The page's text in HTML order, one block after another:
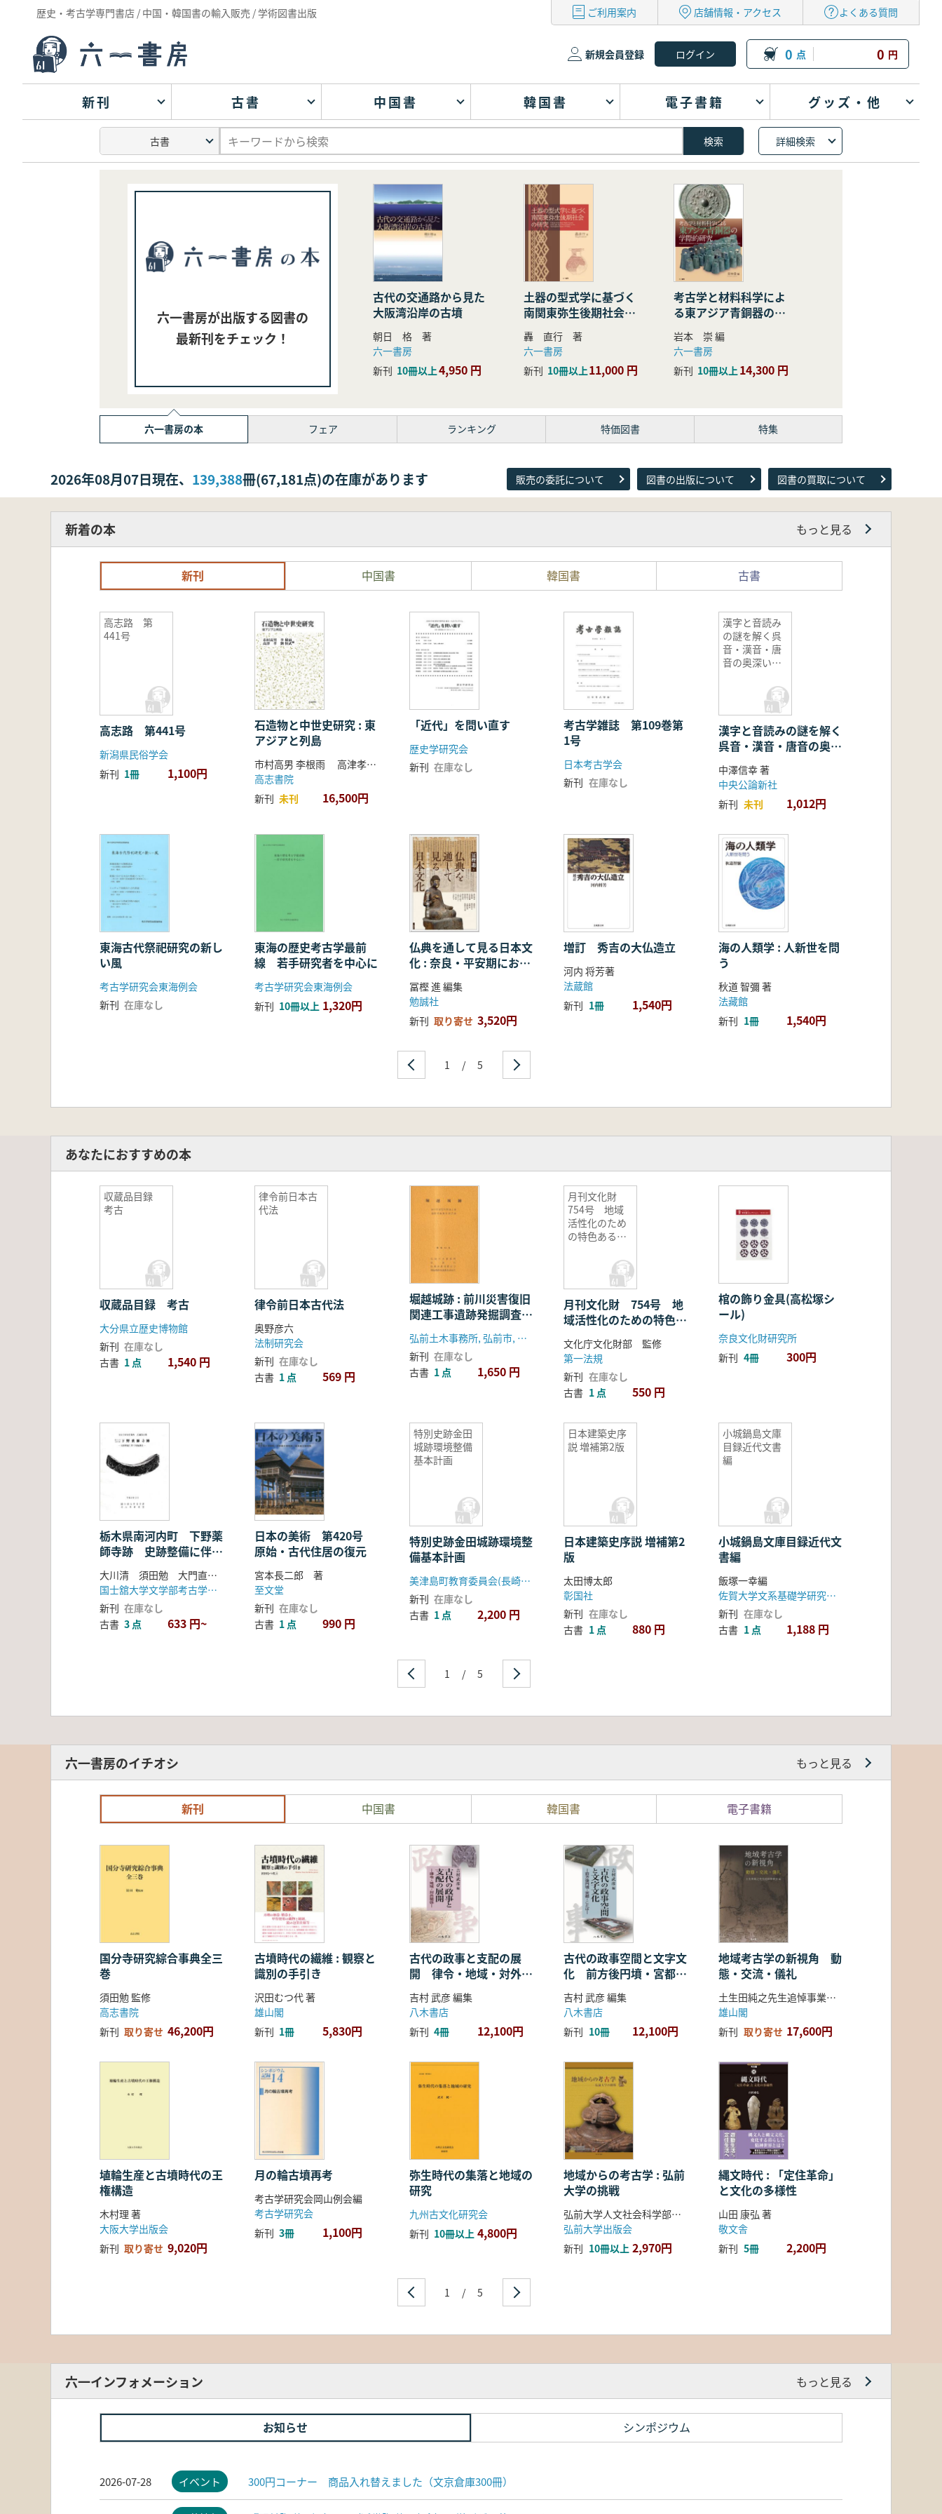
歴史・考古学専門書店 / 中国・韓国書の輸入販売 / 学術図書出版 ご利用案内 店舗情報・アクセス よくある質問
新規会員登録 0 点 0 円
新刊 古書 中国書 韓国書 電子書籍 グッズ・他
詳細検索
六一書房が出版する図書の
最新刊をチェック！
古代の交通路から見た
大阪湾沿岸の古墳
朝日 格 著
六一書房
新刊 10冊以上4,950 円
土器の型式学に基づく
南関東弥生後期社会の
研究
轟 直行 著
六一書房
新刊 10冊以上11,000 円
考古学と材料科学によ
る東アジア青銅器の学
際的研究
岩本 崇 編
六一書房
新刊 10冊以上14,300 円
六一書房の本 フェア ランキング 特価図書 特集
2026年08月07日現在、 139,388冊(67,181点)の在庫があります 販売の委託について 図書の出版について 図書の買取について
新着の本 もっと見る
新刊 中国書 韓国書 古書
高志路 第
441号
高志路 第441号
新潟県民俗学会
新刊 1冊 1,100円
石造物と中世史研究 : 東
アジアと列島
市村高男 李根雨 高津孝 劉恒武 編
高志書院
新刊 未刊 16,500円
「近代」を問い直す
歴史学研究会
新刊 在庫なし
考古学雑誌 第109巻第
1号
日本考古学会
新刊 在庫なし
漢字と音読み
の謎を解く呉
音・漢音・唐
音の奥深い世
漢字と音読みの謎を解く
呉音・漢音・唐音の奥深
い世界
中澤信幸 著
中央公論新社
新刊 未刊 1,012円
東海古代祭祀研究の新し
い風
考古学研究会東海例会
新刊 在庫なし
東海の歴史考古学最前
線 若手研究者を中心に
考古学研究会東海例会
新刊 10冊以上 1,320円
仏典を通して見る日本文
化 : 奈良・平安期におけ
る仏教の受容・融合・展
開
冨樫 進 編集
勉誠社
新刊 取り寄せ 3,520円
増訂 秀吉の大仏造立
河内 将芳著
法蔵館
新刊 1冊 1,540円
海の人類学 : 人新世を問
う
秋道 智彌 著
法藏館
新刊 1冊 1,540円
1 / 5
あなたにおすすめの本
収蔵品目録
考古
収蔵品目録 考古
大分県立歴史博物館
新刊 在庫なし
古書 1 点 1,540 円
律令前日本古
代法
律令前日本古代法
奥野彦六
法制研究会
新刊 在庫なし
古書 1 点 569 円
堀越城跡 : 前川災害復旧
関連工事遺跡発掘調査報
告書
弘前土木事務所, 弘前市, 弘前市教育委員会, 堀越城跡発掘調査委員会
新刊 在庫なし
古書 1 点 1,650 円
月刊文化財
754号 地域
活性化のため
の特色ある文
品)調査・活用
月刊文化財 754号 地
域活性化のための特色あ
る文化財(美術工芸品)調
査・活用事業
文化庁文化財部 監修
第一法規
新刊 在庫なし
古書 1 点 550 円
棺の飾り金具(高松塚シ
ール)
奈良文化財研究所
新刊 4冊 300円
栃木県南河内町 下野薬
師寺跡 史跡整備に伴う
発掘調査
大川清 須田勉 大門直樹 編
国士舘大学文学部考古学研究室
新刊 在庫なし
古書 3 点 633 円~
日本の美術 第420号
原始・古代住居の復元
宮本長二郎 著
至文堂
新刊 在庫なし
古書 1 点 990 円
特別史跡金田
城跡環境整備
基本計画
特別史跡金田城跡環境整
備基本計画
美津島町教育委員会(長崎県)
新刊 在庫なし
古書 1 点 2,200 円
日本建築史序
説 増補第2版
日本建築史序説 増補第2
版
太田博太郎
彰国社
新刊 在庫なし
古書 1 点 880 円
小城鍋島文庫
目録近代文書
編
小城鍋島文庫目録近代文
書編
飯塚一幸編
佐賀大学文系基礎学研究プロジェクト
新刊 在庫なし
古書 1 点 1,188 円
1 / 5
六一書房のイチオシ もっと見る
新刊 中国書 韓国書 電子書籍
国分寺研究綜合事典全三
巻
須田勉 監修
高志書院
新刊 取り寄せ 46,200円
古墳時代の繊維 : 観察と
識別の手引き
沢田むつ代 著
雄山閣
新刊 1冊 5,830円
古代の政事と支配の展
開 律令・地域・対外関
係
吉村 武彦 編集
八木書店
新刊 4冊 12,100円
古代の政事空間と文字文
化 前方後円墳・宮都・
ことば
吉村 武彦 編集
八木書店
新刊 10冊 12,100円
地域考古学の新視角 動
態・交流・儀礼
土生田純之先生追悼事業会 編
雄山閣
新刊 取り寄せ 17,600円
埴輪生産と古墳時代の王
権構造
木村理 著
大阪大学出版会
新刊 取り寄せ 9,020円
月の輪古墳再考
考古学研究会岡山例会編
考古学研究会
新刊 3冊 1,100円
弥生時代の集落と地域の
研究
九州古文化研究会
新刊 10冊以上 4,800円
地域からの考古学 : 弘前
大学の挑戦
弘前大学人文社会科学部北日本考古学研究センター 編
弘前大学出版会
新刊 10冊以上 2,970円
縄文時代 : 「定住革命」
と文化の多様性
山田 康弘 著
敬文舎
新刊 5冊 2,200円
1 / 5
六一インフォメーション もっと見る
お知らせ シンポジウム
2026-07-28 イベント 300円コーナー 商品入れ替えました（文京倉庫300冊）